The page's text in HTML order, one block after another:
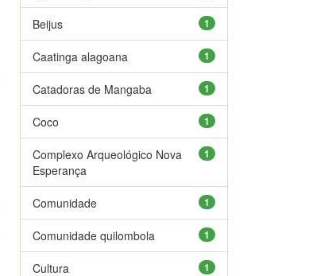
1
Beijus
1
Caatinga alagoana
1
Catadoras de Mangaba
1
Coco
1
Complexo Arqueológico Nova
Esperança
1
Comunidade
1
Comunidade quilombola
1
Cultura